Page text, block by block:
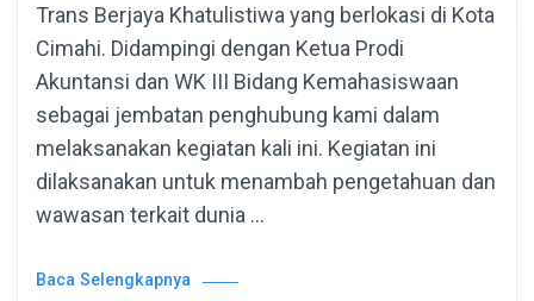
Trans Berjaya Khatulistiwa yang berlokasi di Kota
Cimahi. Didampingi dengan Ketua Prodi
Akuntansi dan WK III Bidang Kemahasiswaan
sebagai jembatan penghubung kami dalam
melaksanakan kegiatan kali ini. Kegiatan ini
dilaksanakan untuk menambah pengetahuan dan
wawasan terkait dunia …
Baca Selengkapnya